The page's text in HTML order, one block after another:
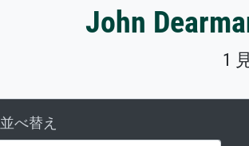
John
1
並べ替え